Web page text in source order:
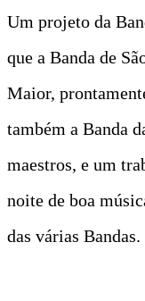
Um projeto da
que a Banda de
Maior,
também a Banda
maestros, e um
noite de boa
das várias Bandas.